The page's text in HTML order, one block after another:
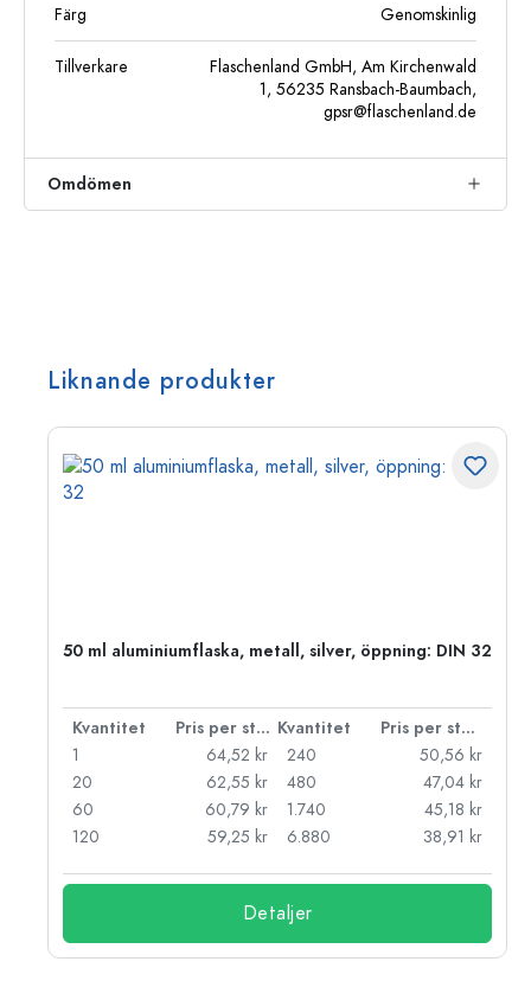
Färg Genomskinlig
Tillverkare
Flaschenland GmbH, Am Kirchenwald
1, 56235 Ransbach-Baumbach,
gpsr@flaschenland.de
Omdömen
Liknande produkter
50 ml aluminiumflaska, metall, silver, öppning: DIN 32
Kvantitet Pris per styck Kvantitet
Pris per styck
1
64,52 kr
20
62,55 kr
60
60,79 kr
120
59,25 kr
240
50,56 kr
480
47,04 kr
1.740
45,18 kr
6.880
38,91 kr
Detaljer